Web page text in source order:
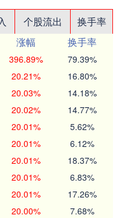
个股流出
换手率
涨幅
换手率
396.89% 79.39%
20.21% 16.80%
20.03% 14.18%
20.02% 14.77%
20.01% 5.62%
20.01% 6.12%
20.01% 18.37%
20.01% 6.83%
20.01% 17.26%
20.00% 7.68%